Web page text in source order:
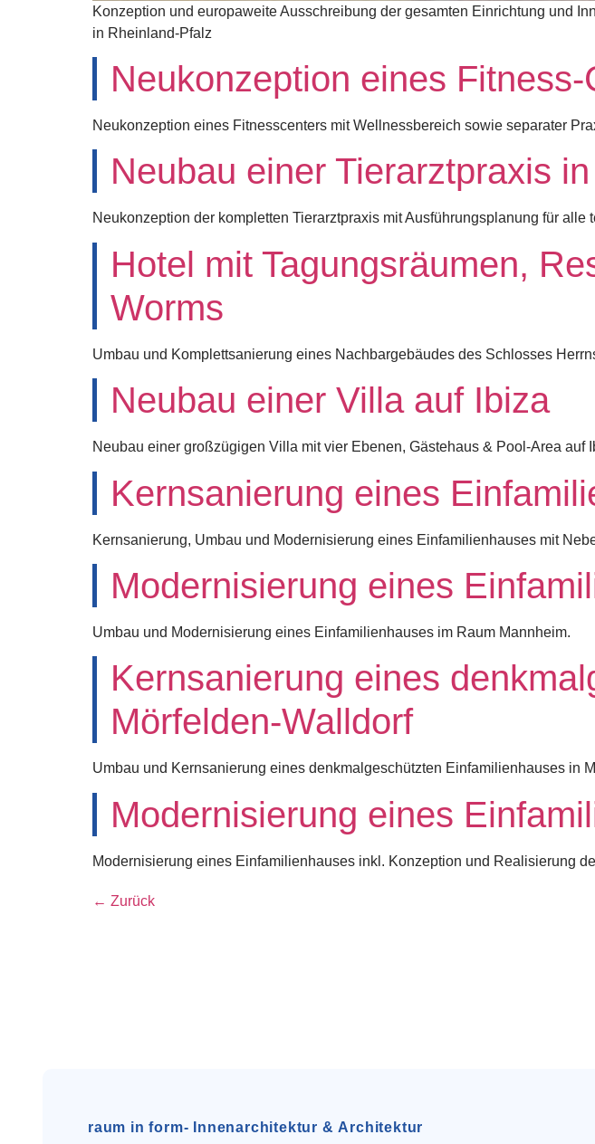
Konzeption und europaweite Ausschreibung der gesamten Einrichtung und
in Rheinland-Pfalz
Neukonzeption eines
Neukonzeption eines Fitnesscenters mit Wellnessbereich sowie separater
Neubau einer Tierarztpraxis
Neukonzeption der kompletten Tierarztpraxis mit Ausführungsplanung für alle
Hotel mit Tagungsräumen,
Worms
Umbau und Komplettsanierung eines Nachbargebäudes des Schlosses
Neubau einer Villa auf Ibiza
Neubau einer großzügigen Villa mit vier Ebenen, Gästehaus & Pool-Area auf
Kernsanierung eines
Kernsanierung, Umbau und Modernisierung eines Einfamilienhauses mit
Modernisierung eines
Umbau und Modernisierung eines Einfamilienhauses im Raum Mannheim.
Kernsanierung eines
Mörfelden-Walldorf
Umbau und Kernsanierung eines denkmalgeschützten Einfamilienhauses in
Modernisierung eines
Modernisierung eines Einfamilienhauses inkl. Konzeption und Realisierung
← Zurück
raum in form- Innenarchitektur & Architektur